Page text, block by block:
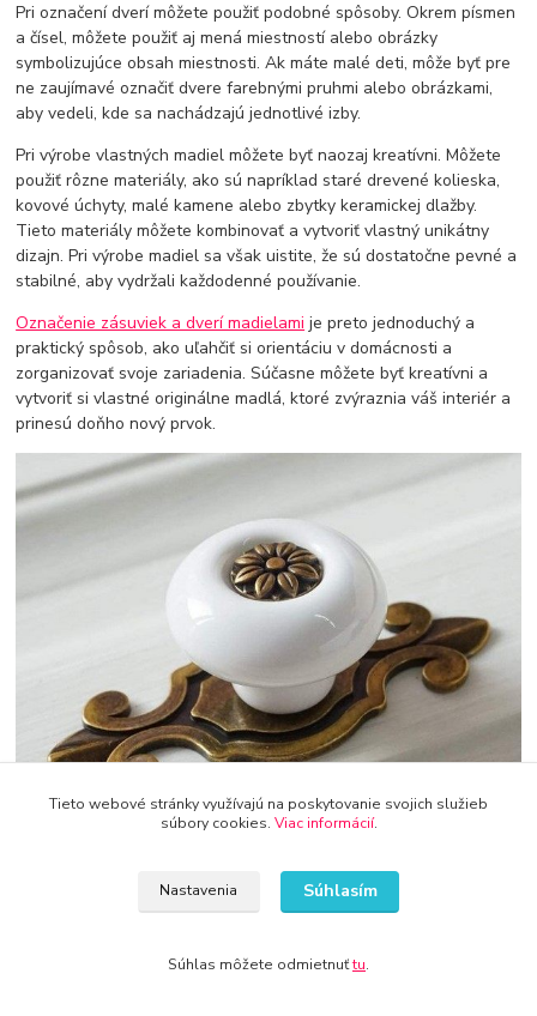
Pri označení dverí môžete použiť podobné spôsoby. Okrem písmen
a čísel, môžete použiť aj mená miestností alebo obrázky
symbolizujúce obsah miestnosti. Ak máte malé deti, môže byť pre
ne zaujímavé označiť dvere farebnými pruhmi alebo obrázkami,
aby vedeli, kde sa nachádzajú jednotlivé izby.
Pri výrobe vlastných madiel môžete byť naozaj kreatívni. Môžete
použiť rôzne materiály, ako sú napríklad staré drevené kolieska,
kovové úchyty, malé kamene alebo zbytky keramickej dlažby.
Tieto materiály môžete kombinovať a vytvoriť vlastný unikátny
dizajn. Pri výrobe madiel sa však uistite, že sú dostatočne pevné a
stabilné, aby vydržali každodenné používanie.
Označenie zásuviek a dverí madielami je preto jednoduchý a
praktický spôsob, ako uľahčiť si orientáciu v domácnosti a
zorganizovať svoje zariadenia. Súčasne môžete byť kreatívni a
vytvoriť si vlastné originálne madlá, ktoré zvýraznia váš interiér a
prinesú doňho nový prvok.
Označenie zásuviek a dverí madielami môže byť veľmi užitočné aj
označenie pomocou madiel môže pomôcť v organizácii a
Tieto webové stránky využívajú na poskytovanie svojich služieb
súbory cookies. Viac informácií.
Nastavenia Súhlasím
Súhlas môžete odmietnuťtu.